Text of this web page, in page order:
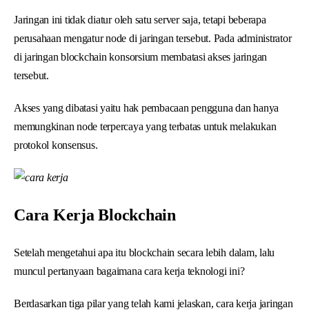
Jaringan ini tidak diatur oleh satu server saja, tetapi beberapa
perusahaan mengatur node di jaringan tersebut. Pada administrator
di jaringan blockchain konsorsium membatasi akses jaringan
tersebut.
Akses yang dibatasi yaitu hak pembacaan pengguna dan hanya
memungkinan node terpercaya yang terbatas untuk melakukan
protokol konsensus.
Cara Kerja Blockchain
Setelah mengetahui apa itu blockchain secara lebih dalam, lalu
muncul pertanyaan bagaimana cara kerja teknologi ini?
Berdasarkan tiga pilar yang telah kami jelaskan, cara kerja jaringan